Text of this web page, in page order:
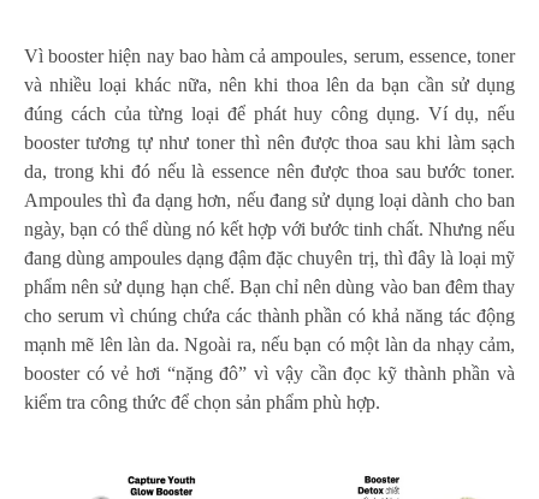
Vì booster hiện nay bao hàm cả ampoules, serum, essence, toner
và nhiều loại khác nữa, nên khi thoa lên da bạn cần sử dụng
đúng cách của từng loại để phát huy công dụng. Ví dụ, nếu
booster tương tự như toner thì nên được thoa sau khi làm sạch
da, trong khi đó nếu là essence nên được thoa sau bước toner.
Ampoules thì đa dạng hơn, nếu đang sử dụng loại dành cho ban
ngày, bạn có thể dùng nó kết hợp với bước tinh chất. Nhưng nếu
đang dùng ampoules dạng đậm đặc chuyên trị, thì đây là loại mỹ
phẩm nên sử dụng hạn chế. Bạn chỉ nên dùng vào ban đêm thay
cho serum vì chúng chứa các thành phần có khả năng tác động
mạnh mẽ lên làn da. Ngoài ra, nếu bạn có một làn da nhạy cảm,
booster có vẻ hơi “nặng đô” vì vậy cần đọc kỹ thành phần và
kiểm tra công thức để chọn sản phẩm phù hợp.